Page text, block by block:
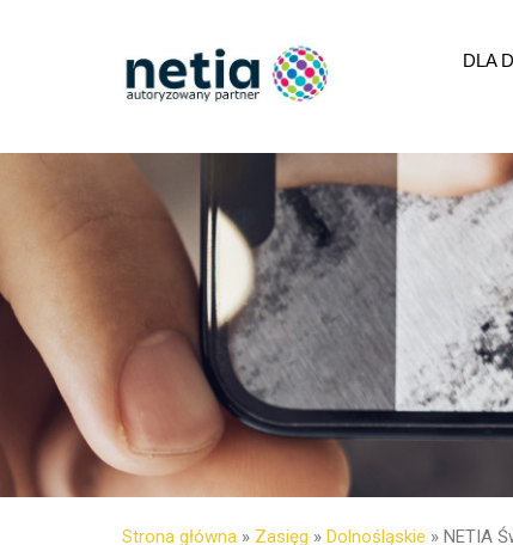
DLA
Strona główna » Zasięg » Dolnośląskie » NETIA